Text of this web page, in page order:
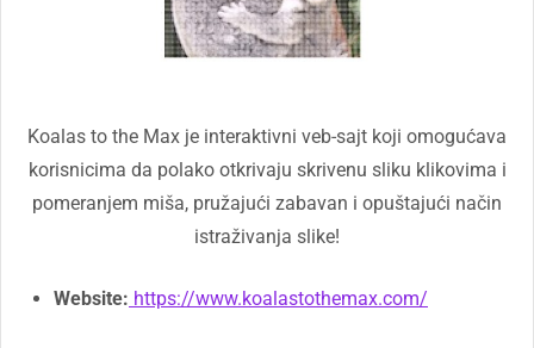
Koalas to the Max je interaktivni veb-sajt koji omogućava
korisnicima da polako otkrivaju skrivenu sliku klikovima i
pomeranjem miša, pružajući zabavan i opuštajući način
istraživanja slike!
Website: https://www.koalastothemax.com/